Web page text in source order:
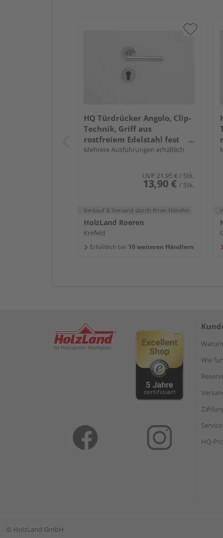
HQ Türdrücker Angolo, Clip-
Technik, Griff aus
rostfreiem Edelstahl fest
drehbar gelagert
Mehrere Ausführungen erhältlich
UVP 21,95 €/ Stk.
13,90 € / Stk.
Verkauf & Versand durch Ihren Händler
HolzLand Roeren
Krefeld
Erhältlich bei 10 weiteren Händlern
Wie
HQ-
© HolzLand GmbH